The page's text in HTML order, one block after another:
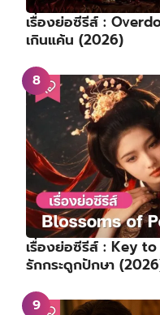
เรื่องย่อซีรีส์ :
เกินแค้น (2026)
เรื่องย่อซีรีส์ : Key
รักกระดูกปักษา